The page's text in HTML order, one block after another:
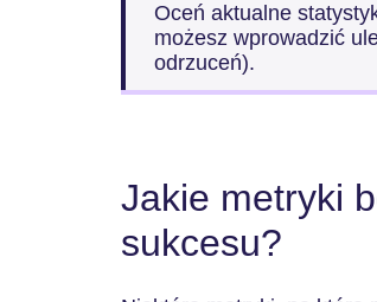
Oceń aktualne
możesz wprowadzić
odrzuceń).
Jakie metryki
sukcesu?